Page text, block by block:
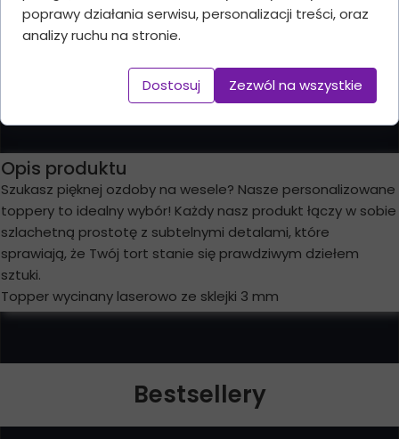
Szerokość: 15cm
Dodaj do koszyka
Opis produktu
Szukasz pięknej ozdoby na wesele? Nasze personalizowane
toppery to idealny wybór! Każdy nasz produkt łączy w sobie
szlachetną prostotę z subtelnymi detalami, które
sprawiają, że Twój tort stanie się prawdziwym dziełem
sztuki.
Topper wycinany laserowo ze sklejki 3 mm
Bestsellery
poprawy działania serwisu, personalizacji treści, oraz
analizy ruchu na stronie.
Dostosuj Zezwól na wszystkie